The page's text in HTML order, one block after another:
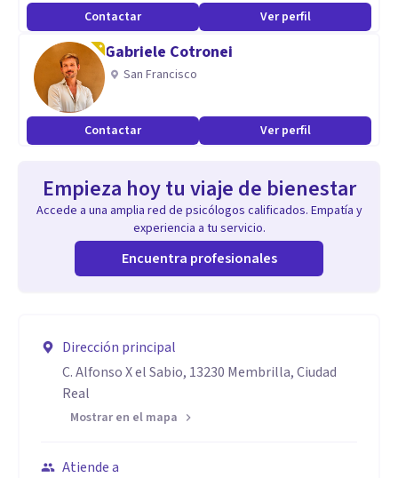
Contactar Ver perfil
Gabriele Cotronei
San Francisco
Contactar Ver perfil
Empieza hoy tu viaje de bienestar
Accede a una amplia red de psicólogos calificados. Empatía y
experiencia a tu servicio.
Encuentra profesionales
Dirección principal
C. Alfonso X el Sabio, 13230 Membrilla, Ciudad
Real
Mostrar en el mapa
Atiende a